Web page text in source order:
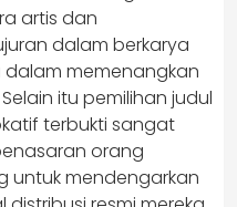
artis dan
dalam berkarya
memenangkan
itu pemilihan judul
terbukti sangat
orang
untuk mendengarkan